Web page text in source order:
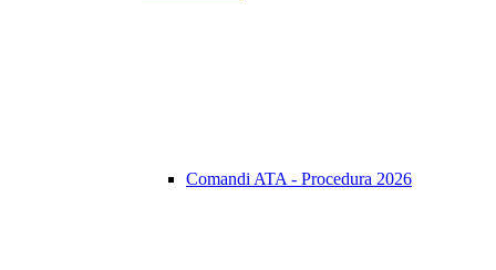
Comandi ATA - Procedura 2026